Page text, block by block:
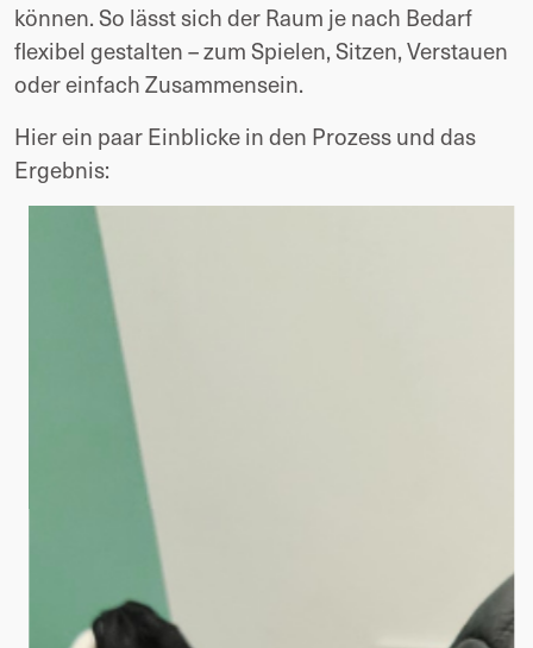
können. So lässt sich der Raum je nach Bedarf
flexibel gestalten – zum Spielen, Sitzen, Verstauen
oder einfach Zusammensein.
Hier ein paar Einblicke in den Prozess und das
Ergebnis: